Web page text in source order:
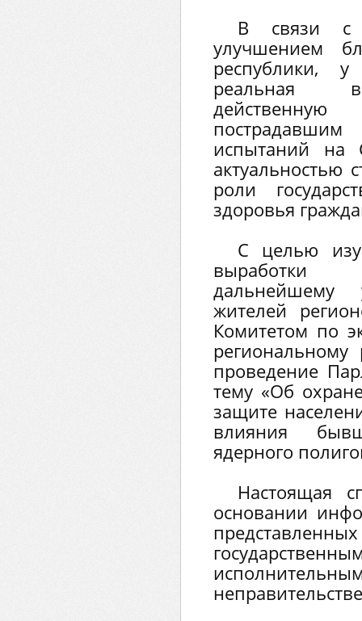
В связи с
улучшением
республики, у
реальная
испытаний на
актуальностью
роли
здоровья
С целью
выработки
дальнейшему
жителей
Комитетом по
проведение
тему «Об
защите
влияния
ядерного
Настоящая
основании